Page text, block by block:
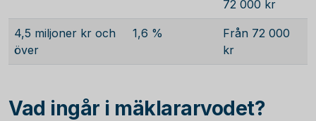
72 000 kr
4,5 miljoner kr och
över
1,6 %
Från 72 000
kr
Vad ingår i mäklararvodet?